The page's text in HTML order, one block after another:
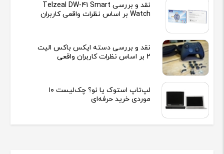
نقد و بررسی Telzeal DW-41 Smart
Watch بر اساس نظرات واقعی کاربران
نقد و بررسی دسته ایکس باکس الیت
2 بر اساس نظرات کاربران واقعی
لپ‌تاپ استوک یا نو؟ چک‌لیست ۱۰
موردی خرید حرفه‌ای